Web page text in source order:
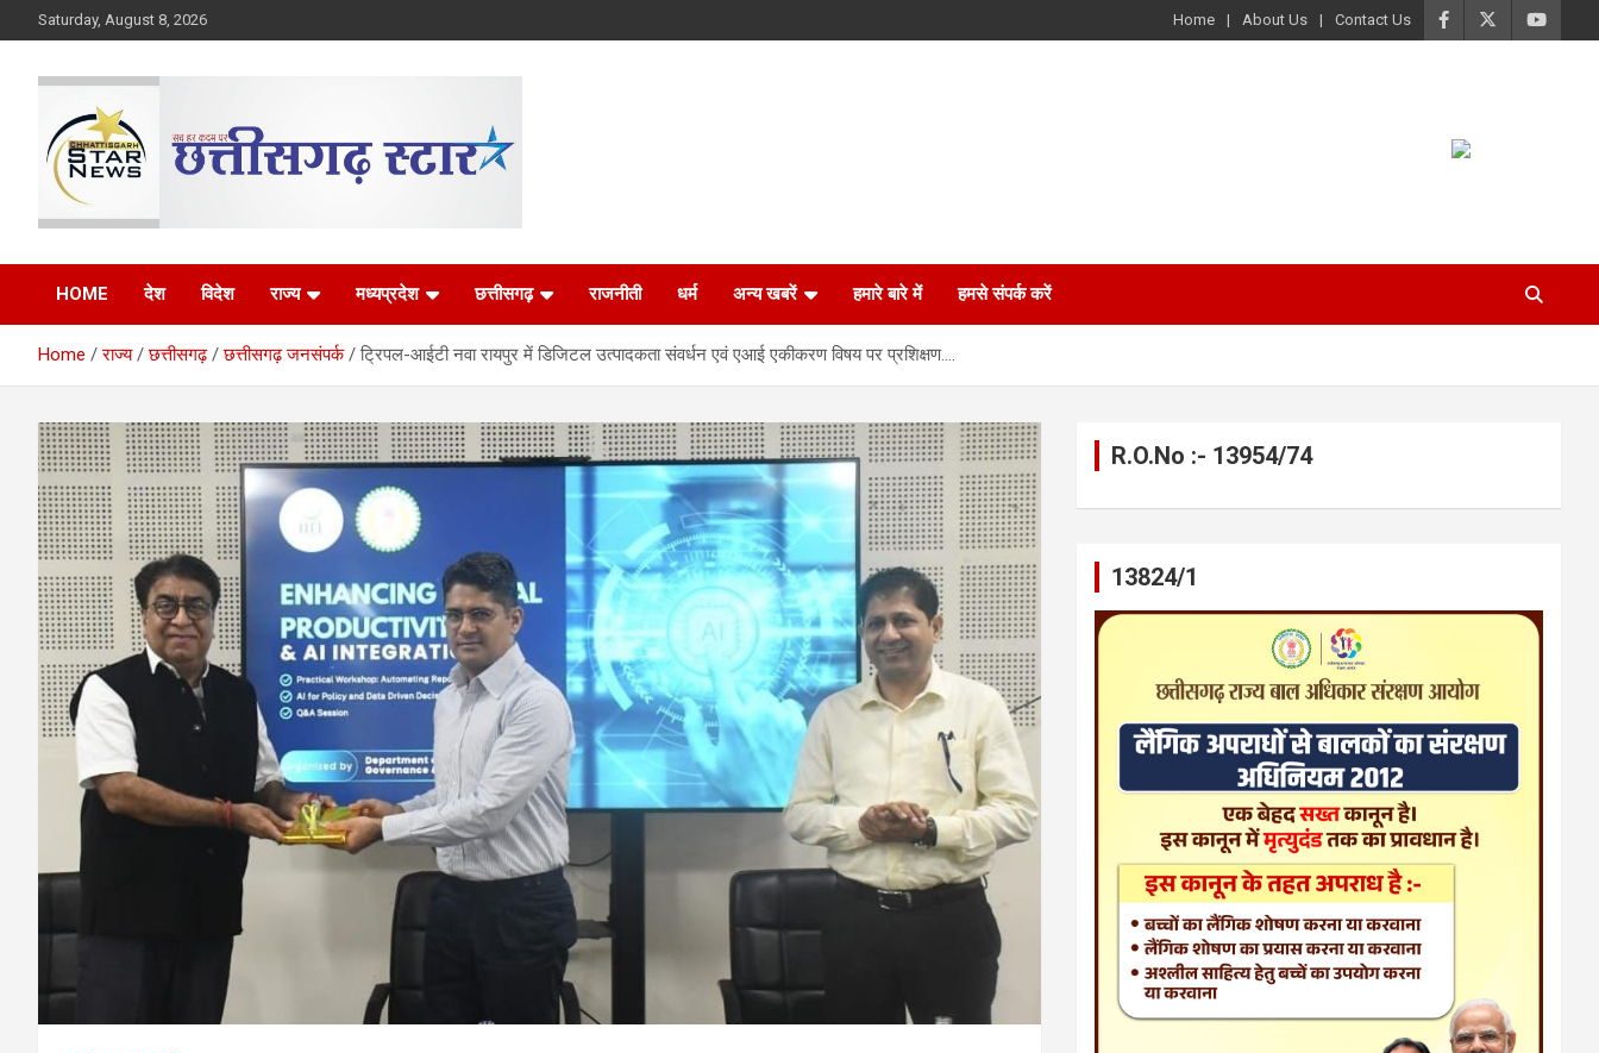
to
Saturday, August 8, 2026 Home About Us Contact Us
Chhattisgarh Star
HOME देश विदेश राज्य मध्यप्रदेश छत्तीसगढ़ राजनीती धर्म अन्य खबरें हमारे बारे में हमसे संपर्क करें
Home राज्य छत्तीसगढ़ छत्तीसगढ़ जनसंपर्क ट्रिपल-आईटी नवा रायपुर में डिजिटल उत्पादकता संवर्धन एवं एआई एकीकरण विषय पर प्रशिक्षण….
R.O.No :- 13954/74
13824/1